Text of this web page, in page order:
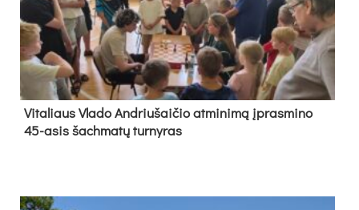
Vi­ta­liaus Vla­do And­riu­šai­čio at­mi­ni­mą įpras­mi­no
45-asis šach­ma­tų tur­ny­ras